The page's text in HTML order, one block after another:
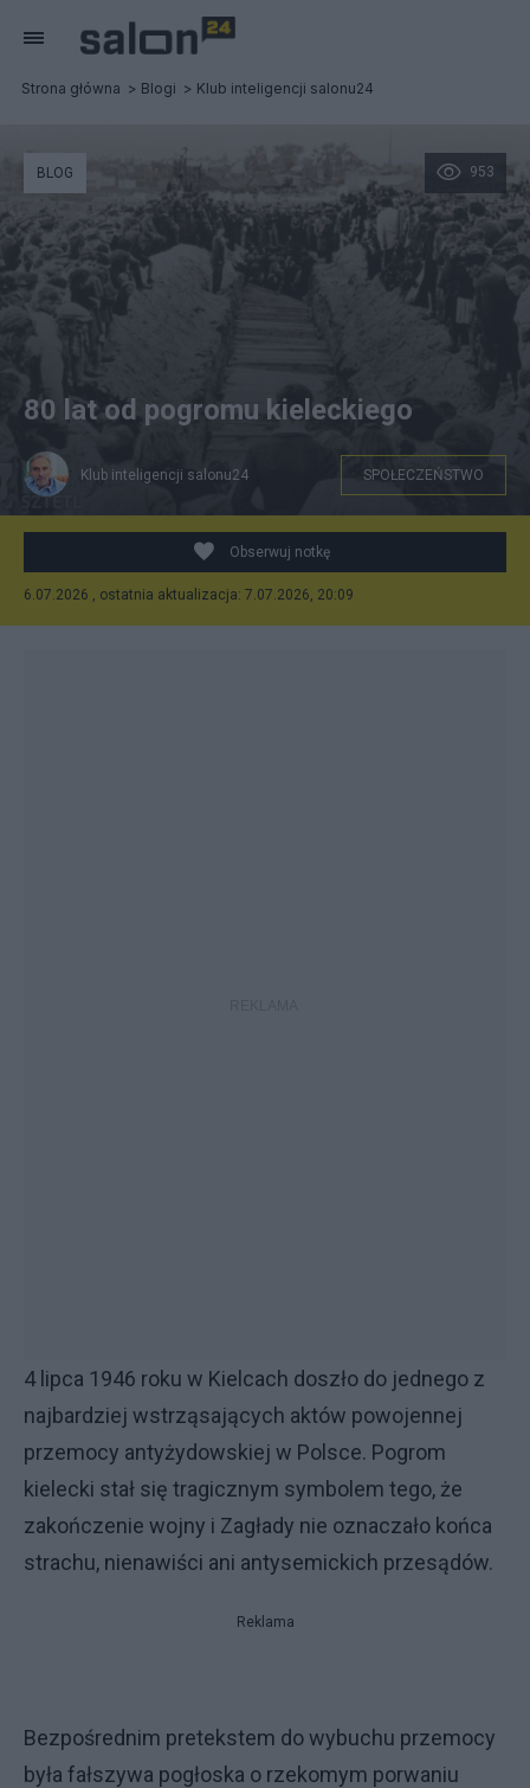
Strona główna Blogi Klub inteligencji salonu24
Zbiory United States Holocaust Memorial Museum
953
BLOG
80 lat od pogromu kieleckiego
Klub inteligencji salonu24 SPOŁECZEŃSTWO
Obserwuj notkę
6.07.2026 , ostatnia aktualizacja: 7.07.2026, 20:09
4 lipca 1946 roku w Kielcach doszło do jednego z
najbardziej wstrząsających aktów powojennej
przemocy antyżydowskiej w Polsce. Pogrom
kielecki stał się tragicznym symbolem tego, że
zakończenie wojny i Zagłady nie oznaczało końca
strachu, nienawiści ani antysemickich przesądów.
Reklama
Bezpośrednim pretekstem do wybuchu przemocy
była fałszywa pogłoska o rzekomym porwaniu